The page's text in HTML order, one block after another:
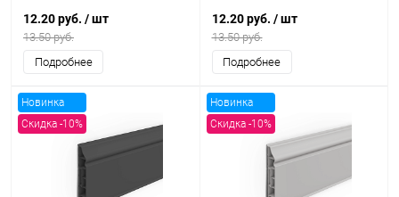
12.20 руб. / шт
13.50 руб.
Подробнее
12.20 руб. / шт
13.50 руб.
Подробнее
Новинка
Скидка -10%
Новинка
Скидка -10%